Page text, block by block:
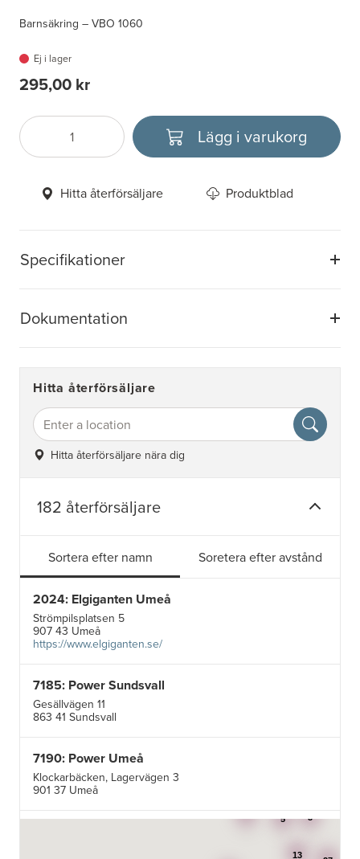
Specifikationer
Dokumentation
Barnsäkring – VBO 1060
Ej i lager
295,00 kr
Antal
Välj enhet Lägg i varukorg
Hitta återförsäljare Produktblad
Hitta återförsäljare
Hitta återförsäljare nära dig
182 återförsäljare
Sortera efter namn Soretera efter avstånd
2024: Elgiganten Umeå
Strömpilsplatsen 5
907 43 Umeå
https://www.elgiganten.se/
7185: Power Sundsvall
Gesällvägen 11
863 41 Sundsvall
7190: Power Umeå
Klockarbäcken, Lagervägen 3
901 37 Umeå
13
3
5